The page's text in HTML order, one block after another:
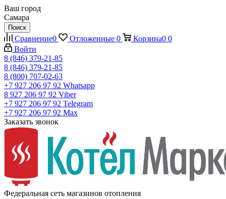
Ваш город
Самара
Поиск
Сравнение0 Отложенные 0 Корзина0 0
Войти
8 (846) 379-21-85
8 (846) 379-21-85
8 (800) 707-02-63
+7 927 206 97 92 Whatsapp
8 927 206 97 92 Viber
+7 927 206 97 92 Telegram
+7 927 206 97 92 Max
Заказать звонок
Федеральная сеть магазинов отопления